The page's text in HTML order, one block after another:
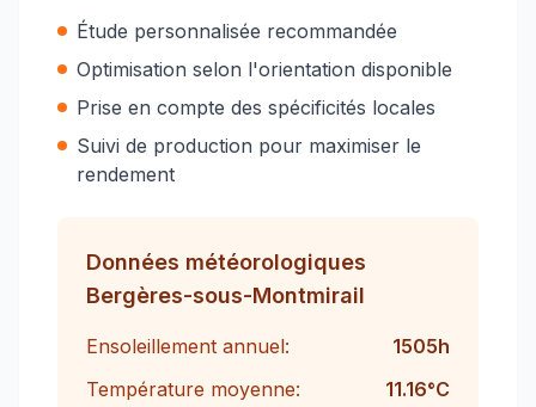
Étude personnalisée recommandée
Optimisation selon l'orientation disponible
Prise en compte des spécificités locales
Suivi de production pour maximiser le
rendement
Données météorologiques
Bergères-sous-Montmirail
Ensoleillement annuel: 1505h
Température moyenne:
11.16°C